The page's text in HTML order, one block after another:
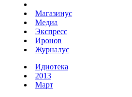
Магазинус
Медиа
Экспресс
Иронов
Журналус
Идиотека
2013
Март